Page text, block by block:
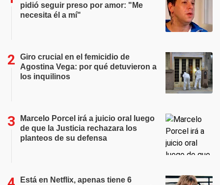
pidió seguir preso por amor: "Me
necesita él a mí"
Giro crucial en el femicidio de
Agostina Vega: por qué detuvieron a
los inquilinos
Marcelo Porcel irá a juicio oral luego
de que la Justicia rechazara los
planteos de su defensa
Está en Netflix, apenas tiene 6